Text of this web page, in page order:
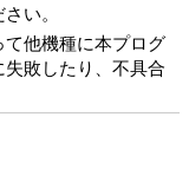
い。
他機種に本プログ
敗したり、不具合